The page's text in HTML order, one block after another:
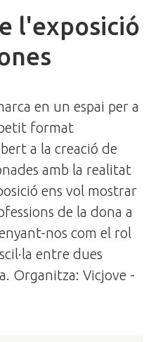
l'exposició
en un espai per a
format
a la creació de
amb la realitat
ens vol mostrar
de la dona a
nos com el rol
entre dues
Organitza: Vicjove -